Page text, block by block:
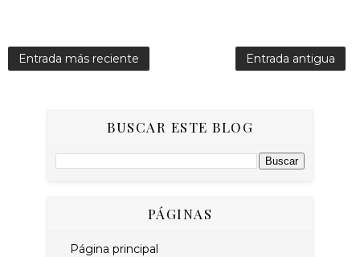
Entrada más reciente Entrada antigua
BUSCAR ESTE BLOG
PÁGINAS
Página principal